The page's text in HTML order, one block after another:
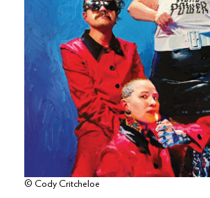
© Cody Critcheloe